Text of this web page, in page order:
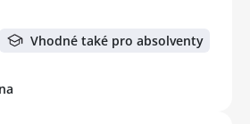
Vhodné také pro absolventy